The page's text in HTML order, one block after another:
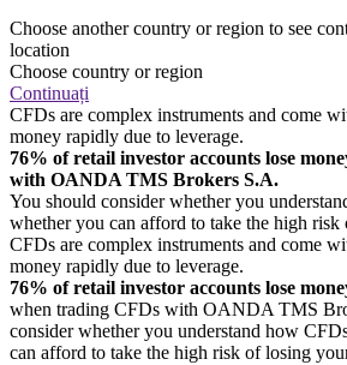
Choose another country or region to see
location
Choose country or region
Continuați
CFDs are complex instruments and come
money rapidly due to leverage.
76% of retail investor accounts lose
with OANDA TMS Brokers S.A.
You should consider whether you
whether you can afford to take the high
CFDs are complex instruments and come
money rapidly due to leverage.
76% of retail investor accounts lose
when trading CFDs with OANDA TMS
consider whether you understand how
can afford to take the high risk of losing